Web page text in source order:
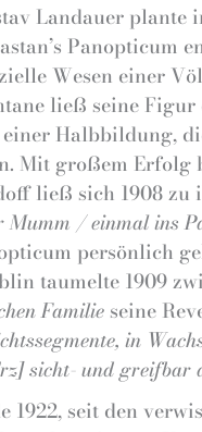
Landauer
Panopticum
Wesen einer
ließ seine
einer Halbbildung,
großem Erfolg
ließ sich 1908 zu
/ einmal ins
persönlich
taumelte 1909
Familieseine
in
sicht- und greifbar
1922, seit den